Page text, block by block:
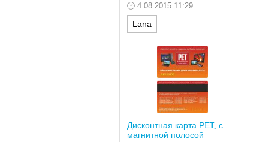
4.08.2015 11:29
Lana
Дисконтная карта РЕТ, с
магнитной полосой